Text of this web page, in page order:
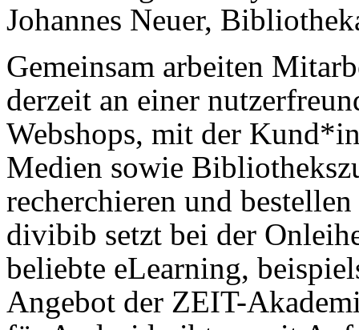
Johannes Neuer,
Gemeinsam arbeiten
derzeit an einer
Webshops, mit der
Medien sowie
recherchieren und
divibib setzt bei der
beliebte eLearning,
Angebot der ZEIT-